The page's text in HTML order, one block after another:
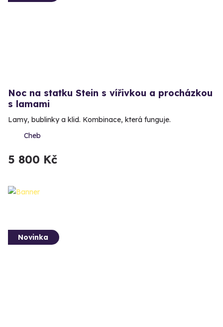
Noc na statku Stein s vířivkou a procházkou
s lamami
Lamy, bublinky a klid. Kombinace, která funguje.
Cheb
5 800 Kč
Novinka